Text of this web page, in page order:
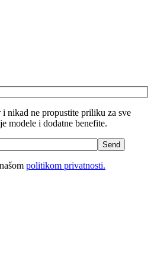
i nikad ne propustite priliku za sve
modele i dodatne benefite.
politikom privatnosti.